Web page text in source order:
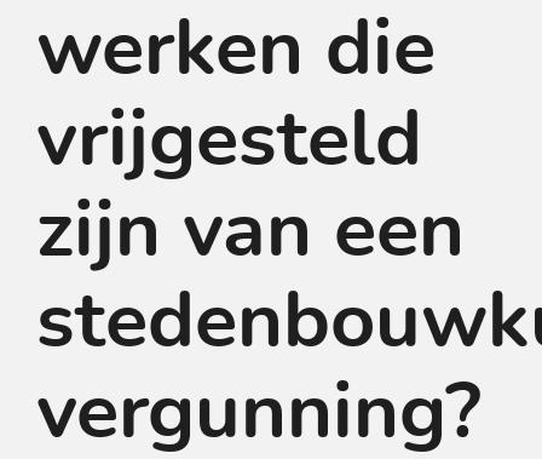
werken die
vrijgesteld
zijn van een
vergunning?